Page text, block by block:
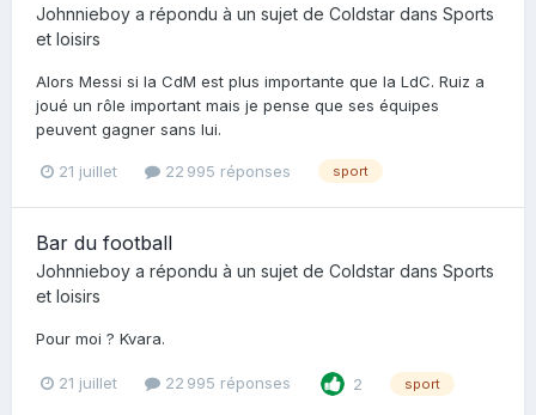
Johnnieboy a répondu à un sujet de Coldstar dans Sports
et loisirs
Alors Messi si la CdM est plus importante que la LdC. Ruiz a
joué un rôle important mais je pense que ses équipes
peuvent gagner sans lui.
21 juillet 22 995 réponses sport
Bar du football
Johnnieboy a répondu à un sujet de Coldstar dans Sports
et loisirs
Pour moi ? Kvara.
21 juillet 22 995 réponses 2 sport